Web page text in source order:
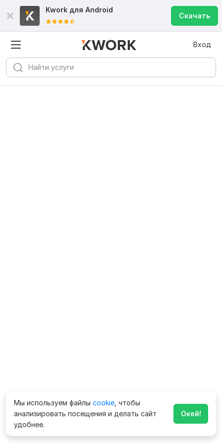
Kwork для Android
Скачать
Вход
Мы используем файлы cookie , чтобы
анализировать посещения и делать сайт
удобнее.
Окей!